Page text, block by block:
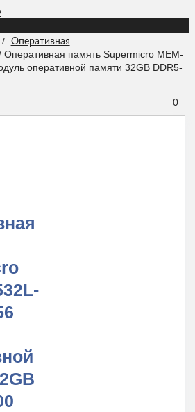
/
Оперативная
Оперативная память Supermicro MEM-
оперативной памяти 32GB DDR5-
0